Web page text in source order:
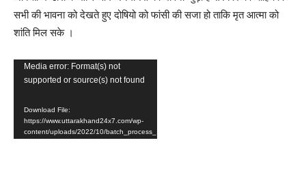
सभी की भावना को देखते हुए दोषियो को फांसी की सजा हो ताकि मृत आत्मा को
शांति मिल सके ।
Video
Player
Media error: Format(s) not
supported or source(s) not found
Download File:
https://www.uttarakhand24x7.com/wp-
content/uploads/2022/10/batch_process_1.mp4?